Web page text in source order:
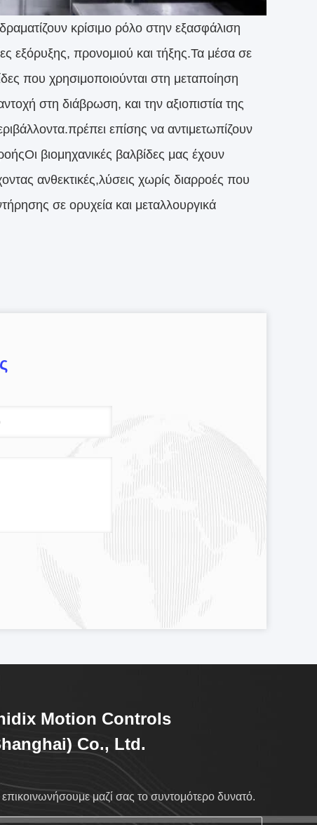
κρίσιμο ρόλο στην εξασφάλιση
εξόρυξης, προνομιού και τήξης.Τα μέσα σε
που χρησιμοποιούνται στη μεταποίηση
στη διάβρωση, και την αξιοπιστία της
επίσης να αντιμετωπίζουν
βιομηχανικές βαλβίδες μας έχουν
ανθεκτικές,λύσεις χωρίς διαρροές που
σε ορυχεία και μεταλλουργικά
Motion Controls
Co., Ltd.
μαζί σας το συντομότερο δυνατό.